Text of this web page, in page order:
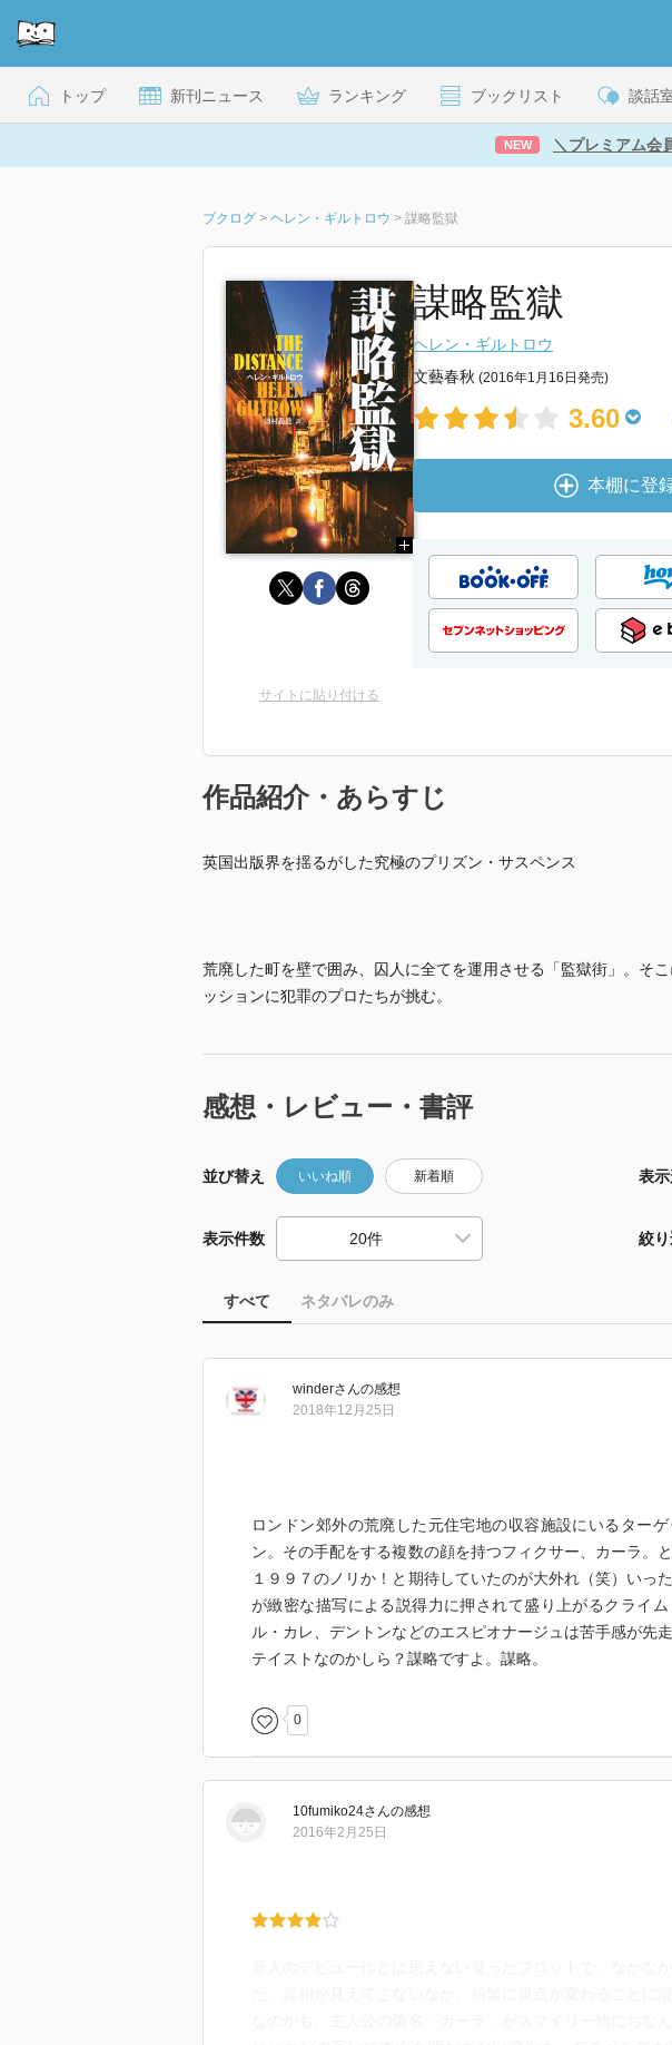
トップ 新刊ニュース ランキング ブックリスト 談話
NEW ＼プレミアム会
ブクログ > ヘレン・ギルトロウ > 謀略監獄
謀略監獄
ヘレン・ギルトロウ
文藝春秋 (2016年1月16日発売)
3.60
本棚に登
サイトに貼り付ける
作品紹介・あらすじ
英国出版界を揺るがした究極のプリズン・サスペンス
荒廃した町を壁で囲み、囚人に全てを運用させる「監獄街」。そ
ッションに犯罪のプロたちが挑む。
感想・レビュー・書評
並び替え いいね順 新着順 表
表示件数 絞
すべて ネタバレのみ
winderさんの感想
2018年12月25日
ロンドン郊外の荒廃した元住宅地の収容施設にいるター
ン。その手配をする複数の顔を持つフィクサー、カーラ。
１９９７のノリか！と期待していたのが大外れ（笑）いっ
が緻密な描写による説得力に押されて盛り上がるクライ
ル・カレ、デントンなどのエスピオナージュは苦手感が先
テイストなのかしら？謀略ですよ。謀略。
0
10fumiko24さんの感想
2016年2月25日